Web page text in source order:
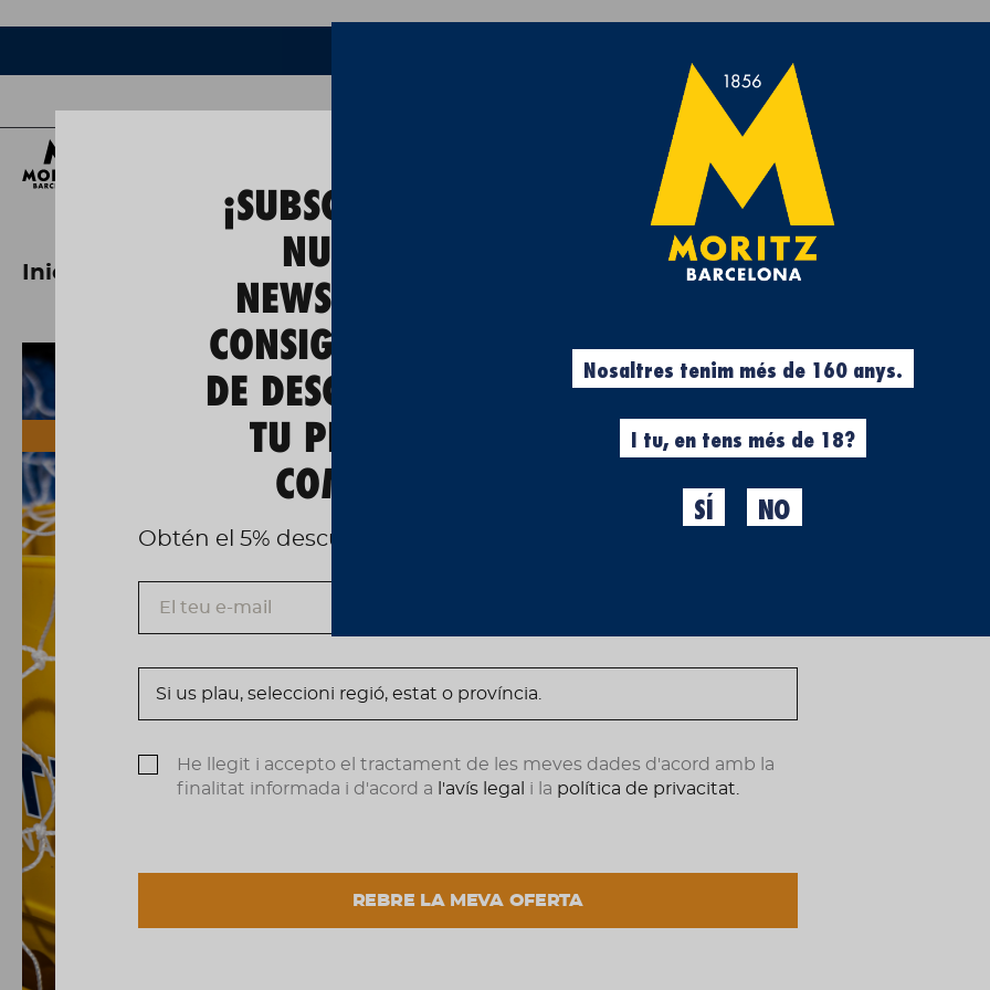
Experiències Cool Stuff
Inici
Recollida a la botiga
Cerveses
CAIPIRIPA
Ampolla 1 litre
la caipirinha
, combina
una proposta vibrant,
gaudeixen descobrint
De color molt pàl·lid i
destaquen les aromes
pels llúpolsMotuekai
acidesa s’integra amb
i plena de caràcter,
Ingredients
Aigua, malta d’ordi
¡SUBSCRÍBETE A
NUESTRA
NEWSLETTER Y
CONSIGUE UN 5%
DE DESCUENTO EN
TU PRIMERA
COMPRA!
Obtén el 5% descuento, registrándote ahora.
He llegit i accepto el tractament de les meves dades d'acord amb la
finalitat informada i d'acord a
l'avís legal i la política de privacitat.
REBRE LA MEVA OFERTA
Nosaltres tenim més de 160 anys.
I tu, en tens més de 18?
SÍ NO